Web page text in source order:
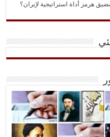
هرمز أداة استراتيجية لإيران؟